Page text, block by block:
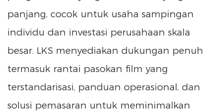
panjang, cocok untuk usaha sampingan
individu dan investasi perusahaan skala
besar. LKS menyediakan dukungan penuh
termasuk rantai pasokan film yang
terstandarisasi, panduan operasional, dan
solusi pemasaran untuk meminimalkan